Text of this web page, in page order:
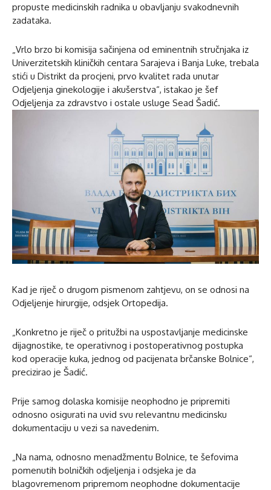
propuste medicinskih radnika u obavljanju svakodnevnih
zadataka.
„Vrlo brzo bi komisija sačinjena od eminentnih stručnjaka iz
Univerzitetskih kliničkih centara Sarajeva i Banja Luke, trebala
stići u Distrikt da procjeni, prvo kvalitet rada unutar
Odjeljenja ginekologije i akušerstva“, istakao je šef
Odjeljenja za zdravstvo i ostale usluge Sead Šadić.
Kad je riječ o drugom pismenom zahtjevu, on se odnosi na
Odjeljenje hirurgije, odsjek Ortopedija.
„Konkretno je riječ o pritužbi na uspostavljanje medicinske
dijagnostike, te operativnog i postoperativnog postupka
kod operacije kuka, jednog od pacijenata brčanske Bolnice“,
precizirao je Šadić.
Prije samog dolaska komisije neophodno je pripremiti
odnosno osigurati na uvid svu relevantnu medicinsku
dokumentaciju u vezi sa navedenim.
„Na nama, odnosno menadžmentu Bolnice, te šefovima
pomenutih bolničkih odjeljenja i odsjeka je da
blagovremenom pripremom neophodne dokumentacije